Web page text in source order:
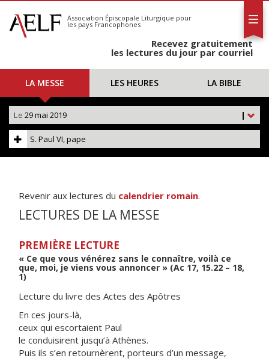
S'abonner
Calendrier
Association Épiscopale Liturgique pour
les pays Francophones
Recevez gratuitement
les lectures du jour par courriel
LA MESSE LES HEURES LA BIBLE
|
Le 29 mai 2019
S. Paul VI, pape
Revenir aux lectures du calendrier romain.
LECTURES DE LA MESSE
PREMIÈRE LECTURE
« Ce que vous vénérez sans le connaître, voilà ce
que, moi, je viens vous annoncer » (Ac 17, 15.22 – 18,
1)
Lecture du livre des Actes des Apôtres
En ces jours-là,
ceux qui escortaient Paul
le conduisirent jusqu’à Athènes.
Puis ils s’en retournèrent, porteurs d’un message,